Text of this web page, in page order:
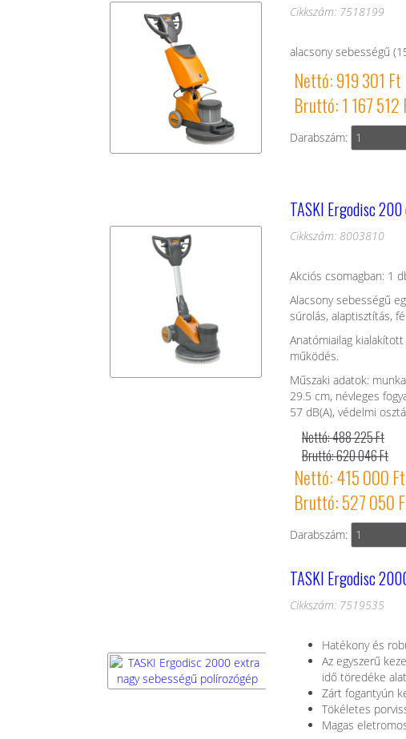
Cikkszám: 7518199
alacsony sebességű
Nettó: 919 301 Ft
Bruttó: 1 167 512
Darabszám:
TASKI Ergodisc
Cikkszám: 8003810
Akciós csomagban: 1
Alacsony sebességű
súrolás, alaptisztítás,
Anatómiailag
működés.
Műszaki adatok:
29.5 cm, névleges
57 dB(A), védelmi
Nettó: 488 225 Ft
Bruttó: 620 046 Ft
Nettó: 415 000 Ft
Bruttó: 527 050
Darabszám:
TASKI Ergodisc
Cikkszám: 7519535
Hatékony és
Az egyszerű
idő töredéke
Zárt fogantyún
Tökéletes
Magas